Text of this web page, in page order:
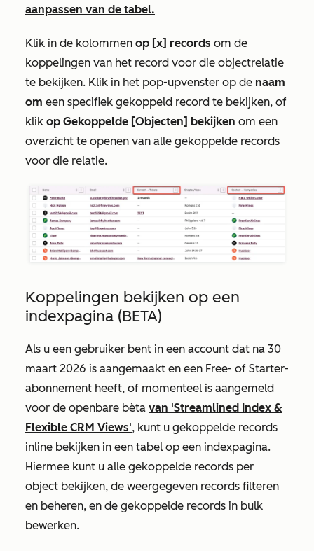
aanpassen van de tabel.
Klik in de kolommen op [x] records om de
koppelingen van het record voor die objectrelatie
te bekijken. Klik in het pop-upvenster op de naam
om een specifiek gekoppeld record te bekijken, of
klik op Gekoppelde [Objecten] bekijken om een
overzicht te openen van alle gekoppelde records
voor die relatie.
Koppelingen bekijken op een
indexpagina (BETA)
Als u een gebruiker bent in een account dat na 30
maart 2026 is aangemaakt en een Free- of Starter-
abonnement heeft, of momenteel is aangemeld
voor de openbare bèta van 'Streamlined Index &
Flexible CRM Views', kunt u gekoppelde records
inline bekijken in een tabel op een indexpagina.
Hiermee kunt u alle gekoppelde records per
object bekijken, de weergegeven records filteren
en beheren, en de gekoppelde records in bulk
bewerken.